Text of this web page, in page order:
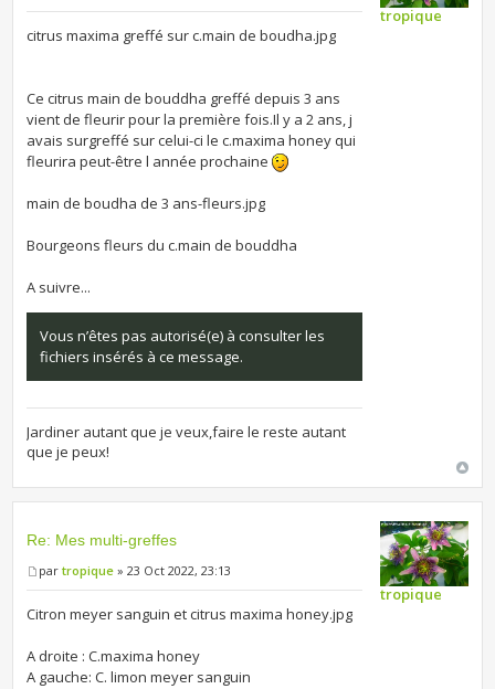
citrus maxima greffé sur c.main de boudha.jpg
Ce citrus main de bouddha greffé depuis 3 ans
vient de fleurir pour la première fois.Il y a 2 ans, j
avais surgreffé sur celui-ci le c.maxima honey qui
fleurira peut-être l année prochaine
main de boudha de 3 ans-fleurs.jpg
Bourgeons fleurs du c.main de bouddha
A suivre...
Vous n’êtes pas autorisé(e) à consulter les
fichiers insérés à ce message.
Jardiner autant que je veux,faire le reste autant
que je peux!
tropique
Re: Mes multi-greffes
partropique » 23 Oct 2022, 23:13
Citron meyer sanguin et citrus maxima honey.jpg
A droite : C.maxima honey
A gauche: C. limon meyer sanguin
tropique